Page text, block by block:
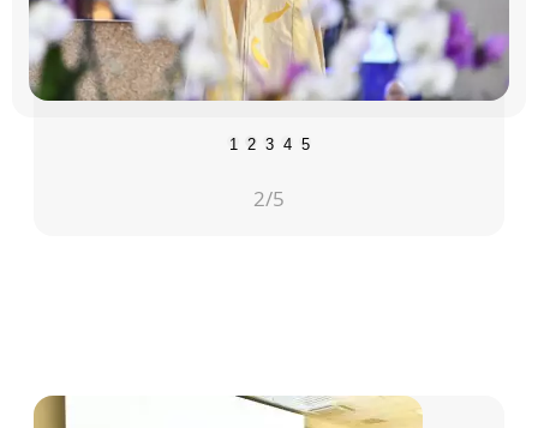
1 2 3 4 5
2/5